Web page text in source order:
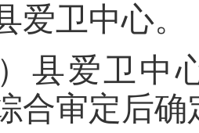
爱卫中心。
县爱卫中
合审定后